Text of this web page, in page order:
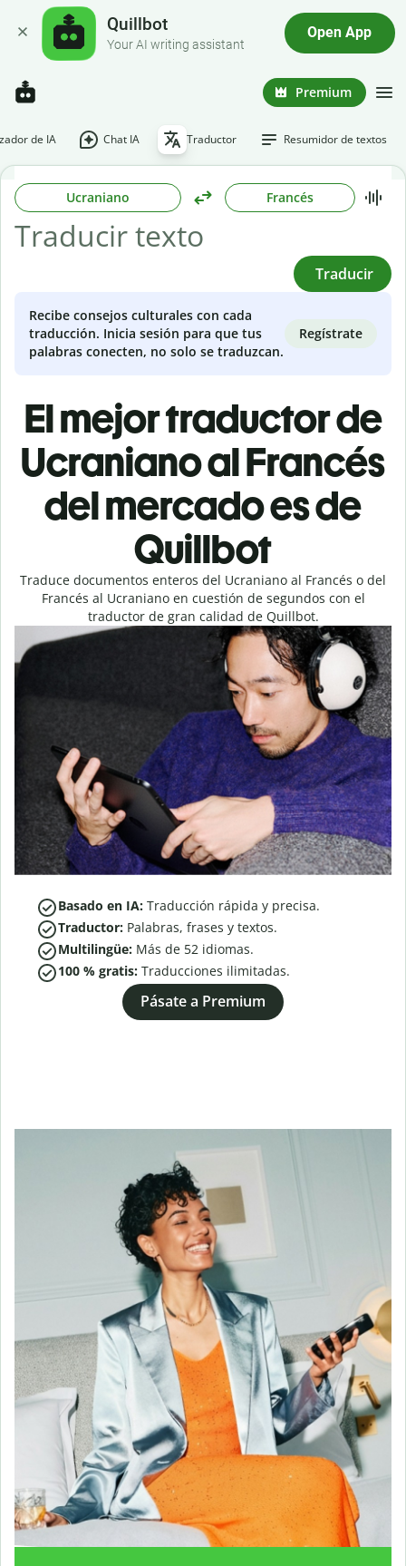
Quillbot
Your AI writing assistant
Open App
Premium
de IA Chat IA Traductor Resumidor de textos
Ucraniano Francés
Traducir
Recibe consejos culturales con cada
traducción. Inicia sesión para que tus
palabras conecten, no solo se traduzcan.
Regístrate
El mejor traductor de
Ucraniano al Francés
del mercado es de
Quillbot
Traduce documentos enteros del Ucraniano al Francés o del
Francés al Ucraniano en cuestión de segundos con el
traductor de gran calidad de Quillbot.
Basado en IA: Traducción rápida y precisa.
Traductor: Palabras, frases y textos.
Multilingüe: Más de 52 idiomas.
100 % gratis: Traducciones ilimitadas.
Pásate a Premium